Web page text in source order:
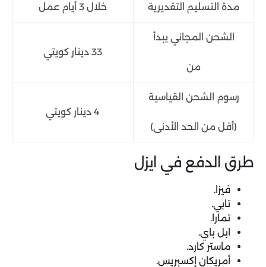
مدة التسليم التقديرية خلال 3 أيام عمل
الشحن المجاني يبدأ
من
33 دينار كويتي
رسوم الشحن القياسية
(أقل من الحد الأدنى)
4 دينار كويتي
طرق الدفع في ايزل
فيزا.
تابي.
تمارا.
ابل باي.
ماستر كارد.
أمريكان إكسبريس.